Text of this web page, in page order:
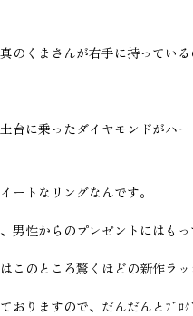
のくまさんが右手に持ってい
台に乗ったダイヤモンドがハ
ートなリングなんです。
男性からのプレゼントにはも
このところ驚くほどの新作ラッ
おりますので、だんだんとﾌﾞﾛ